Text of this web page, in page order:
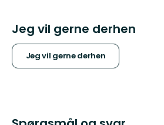
Jeg vil gerne derhen
Jeg vil gerne derhen